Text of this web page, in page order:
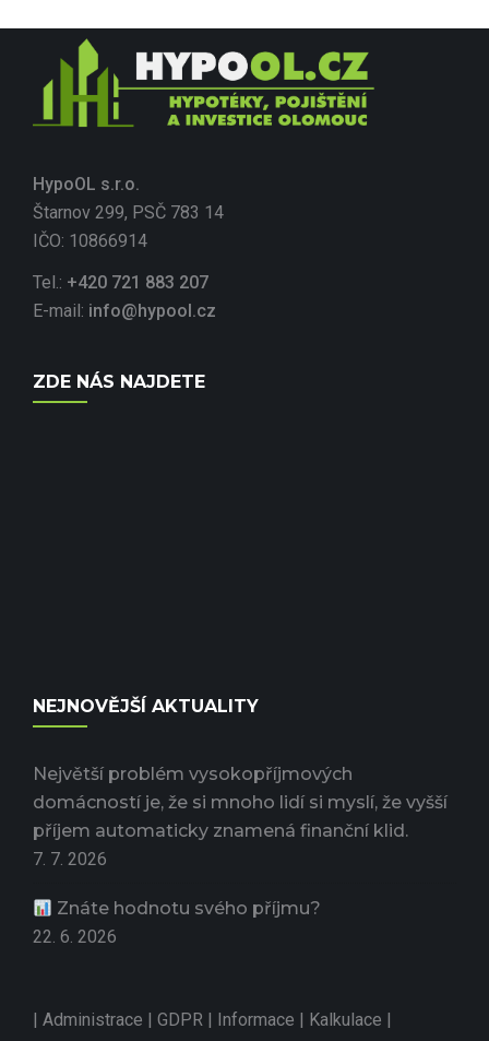
HypoOL s.r.o.
Štarnov 299, PSČ 783 14
IČO: 10866914
Tel.: +420 721 883 207
E-mail: info@hypool.cz
ZDE NÁS NAJDETE
NEJNOVĚJŠÍ AKTUALITY
Největší problém vysokopříjmových
domácností je, že si mnoho lidí si myslí, že vyšší
příjem automaticky znamená finanční klid.
7. 7. 2026
Znáte hodnotu svého příjmu?
22. 6. 2026
Administrace GDPR Informace Kalkulace